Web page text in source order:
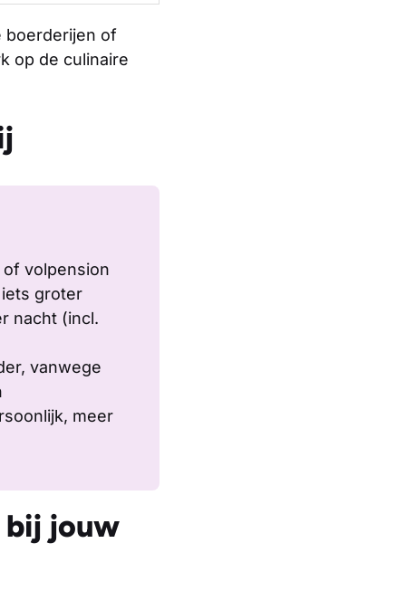
boerderijen of
op de culinaire
volpension
groter
nacht (incl.
vanwege
meer
bij jouw